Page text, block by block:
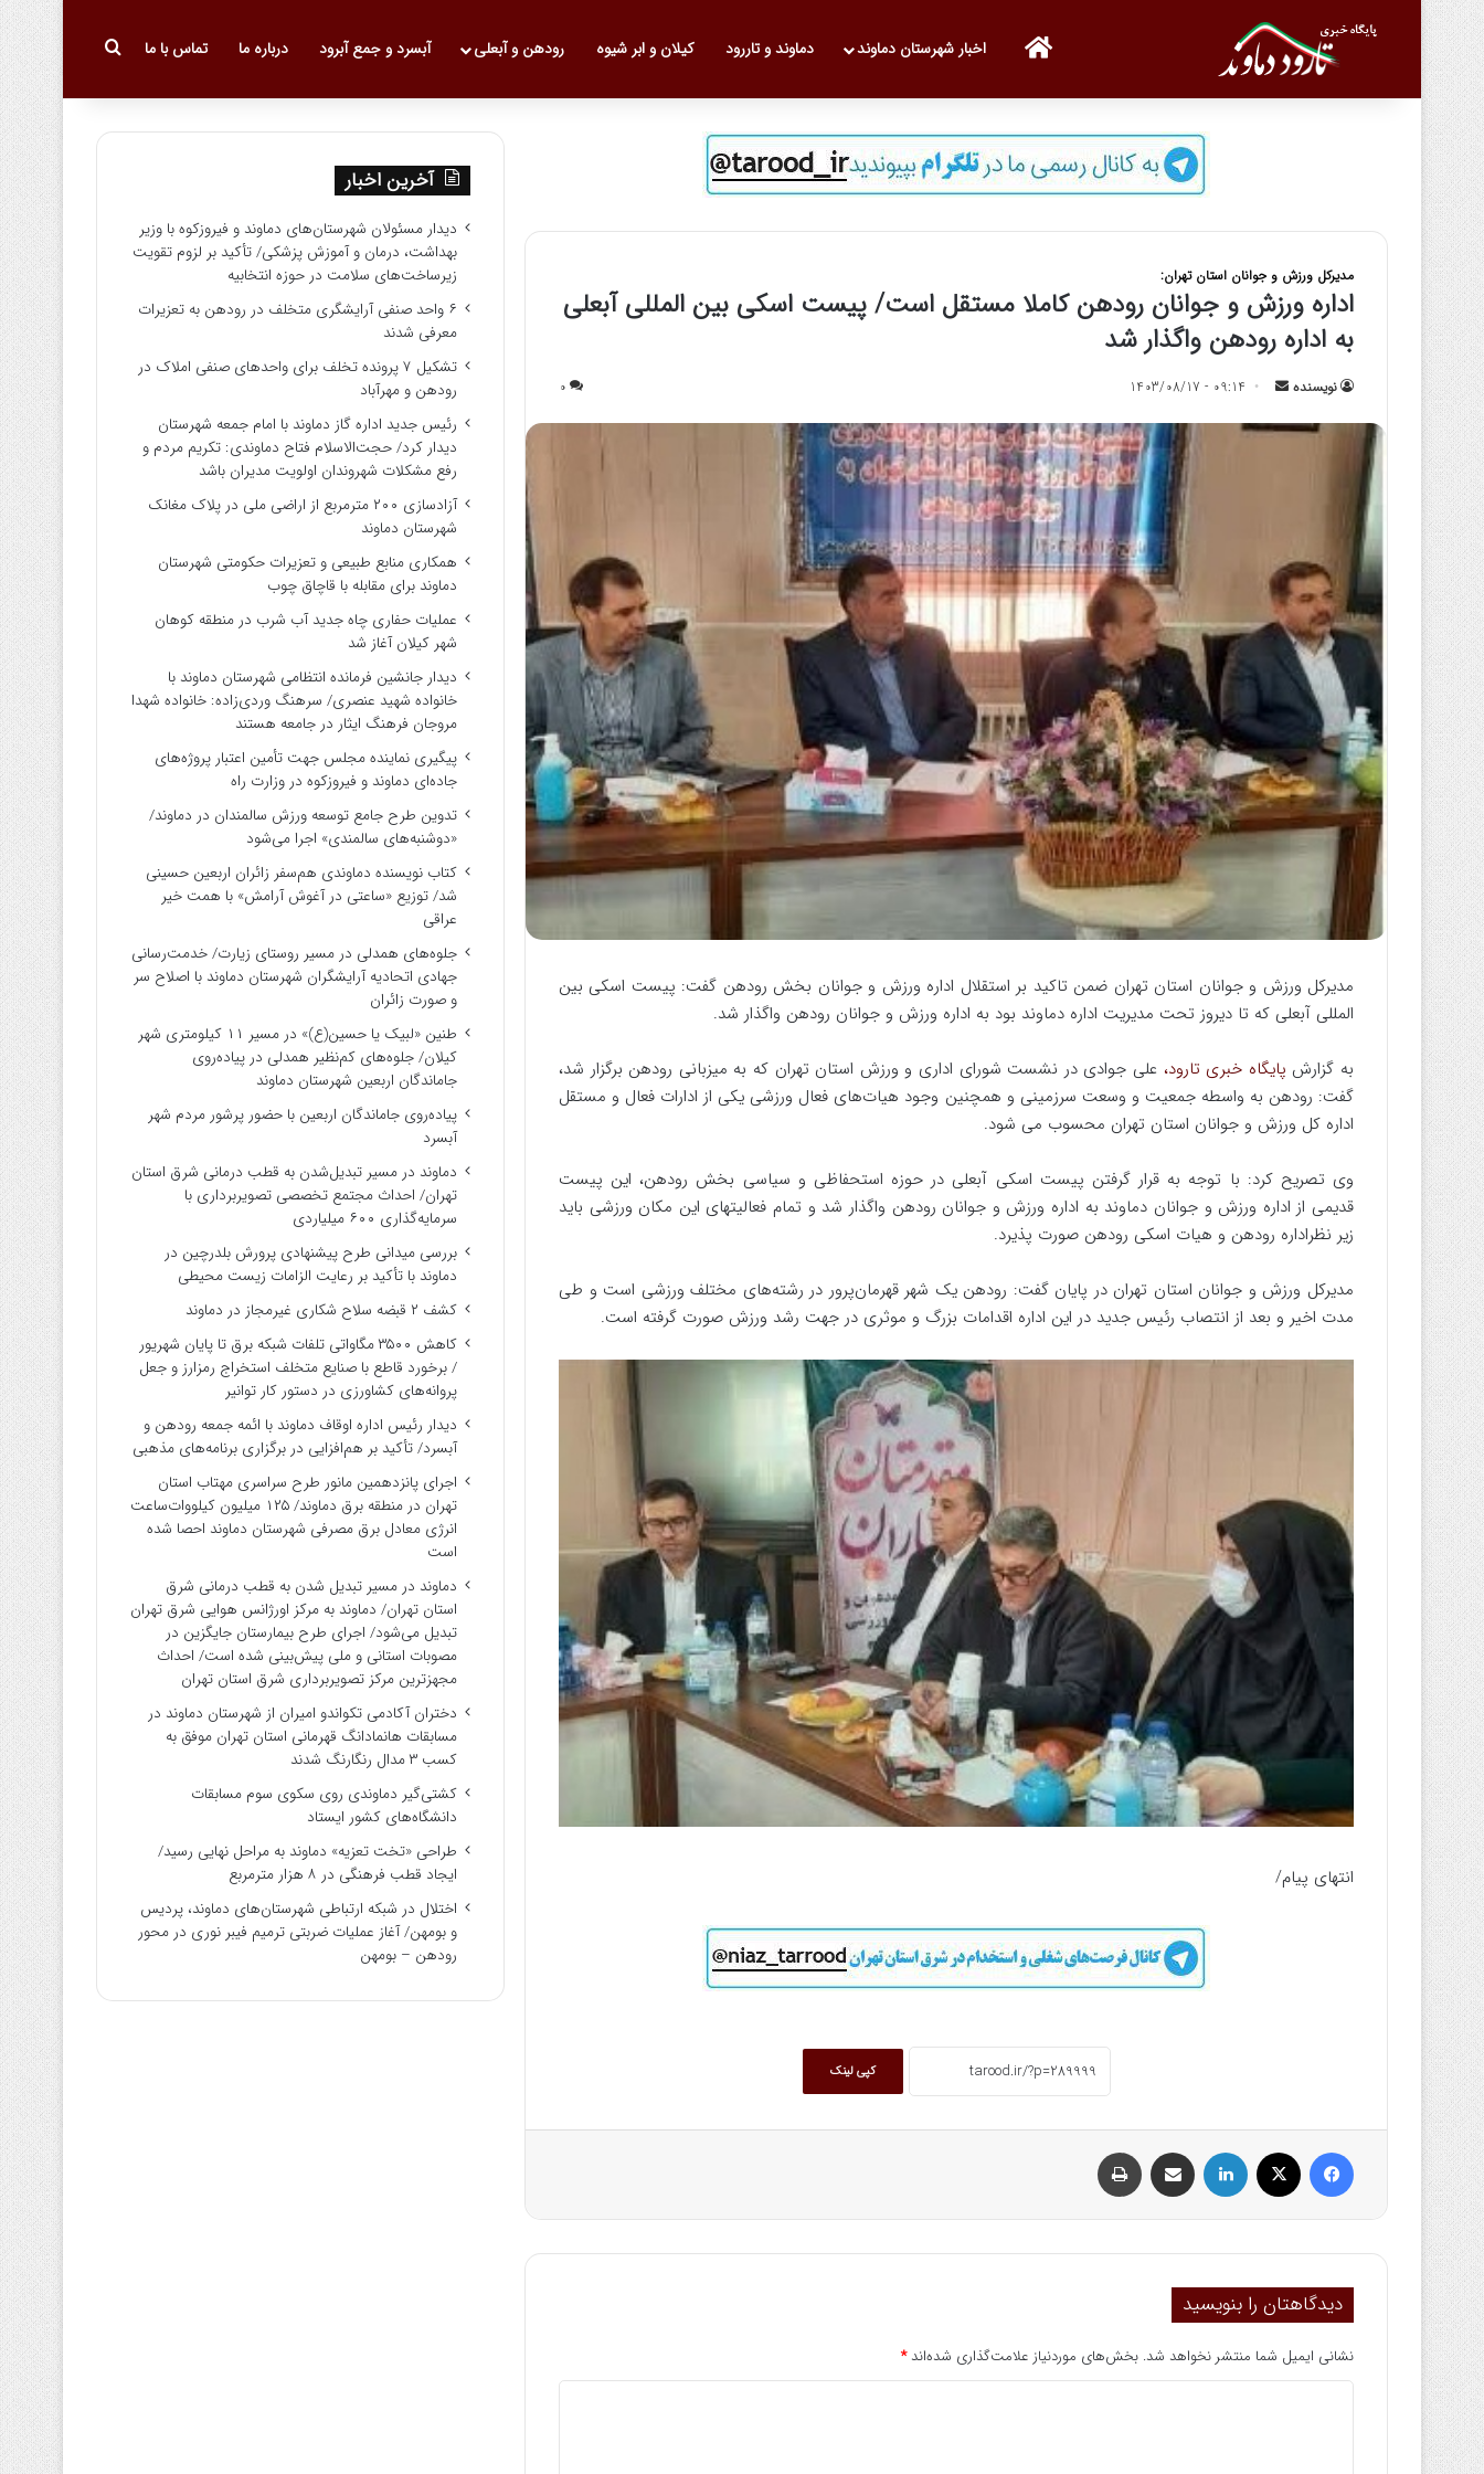
صفحه نخست
اخبار شهرستان دماوند دماوند و تاررود کیلان و ابر شیوه رودهن و آبعلی آبسرد و جمع آبرود درباره ما تماس با ما جستجو برای
مدیرکل ورزش و جوانان استان تهران:
اداره ورزش و جوانان رودهن کاملا مستقل است/ پیست اسکی بین المللی آبعلی
به اداره رودهن واگذار شد
نویسنده
س
ا
ی
م
09:14 - 1403/08/17
0
مدیرکل ورزش و جوانان استان تهران ضمن تاکید بر استقلال اداره ورزش و جوانان بخش رودهن گفت: پیست اسکی بین
المللی آبعلی که تا دیروز تحت مدیریت اداره دماوند بود به اداره ورزش و جوانان رودهن واگذار شد.
به گزارش پایگاه خبری تارود، علی جوادی در نشست شورای اداری و ورزش استان تهران که به میزبانی رودهن برگزار شد،
گفت: رودهن به واسطه جمعیت و وسعت سرزمینی و همچنین وجود هیات‌های فعال ورزشی یکی از ادارات فعال و مستقل
اداره کل ورزش و جوانان استان تهران محسوب می شود.
وی تصریح کرد: با توجه به قرار گرفتن پیست اسکی آبعلی در حوزه استحفاظی و سیاسی بخش رودهن، این پیست
قدیمی از اداره ورزش و جوانان دماوند به اداره ورزش و جوانان رودهن واگذار شد و تمام فعالیتهای این مکان ورزشی باید
زیر نظراداره رودهن و هیات اسکی رودهن صورت پذیرد.
مدیرکل ورزش و جوانان استان تهران در پایان گفت: رودهن یک شهر قهرمان‌پرور در رشته‌های مختلف ورزشی است و طی
مدت اخیر و بعد از انتصاب رئیس جدید در این اداره اقدامات بزرگ و موثری در جهت رشد ورزش صورت گرفته است.
انتهای پیام/
کپی لینک
ایکس
دیدگاهتان را بنویسید
نشانی ایمیل شما منتشر نخواهد شد. بخش‌های موردنیاز علامت‌گذاری شده‌اند*
آخرین اخبار
دیدار مسئولان شهرستان‌های دماوند و فیروزکوه با وزیر
بهداشت، درمان و آموزش پزشکی/ تأکید بر لزوم تقویت
زیرساخت‌های سلامت در حوزه انتخابیه
۶ واحد صنفی آرایشگری متخلف در رودهن به تعزیرات
معرفی شدند
تشکیل ۷ پرونده تخلف برای واحدهای صنفی املاک در
رودهن و مهرآباد
رئیس جدید اداره گاز دماوند با امام جمعه شهرستان
دیدار کرد/ حجت‌الاسلام فتاح دماوندی: تکریم مردم و
رفع مشکلات شهروندان اولویت مدیران باشد
آزادسازی ۲۰۰ مترمربع از اراضی ملی در پلاک مغانک
شهرستان دماوند
همکاری منابع طبیعی و تعزیرات حکومتی شهرستان
دماوند برای مقابله با قاچاق چوب
عملیات حفاری چاه جدید آب شرب در منطقه کوهان
شهر کیلان آغاز شد
دیدار جانشین فرمانده انتظامی شهرستان دماوند با
خانواده شهید عنصری/ سرهنگ وردی‌زاده: خانواده شهدا
مروجان فرهنگ ایثار در جامعه هستند
پیگیری نماینده مجلس جهت تأمین اعتبار پروژه‌های
جاده‌ای دماوند و فیروزکوه در وزارت راه
تدوین طرح جامع توسعه ورزش سالمندان در دماوند/
«دوشنبه‌های سالمندی» اجرا می‌شود
کتاب نویسنده دماوندی هم‌سفر زائران اربعین حسینی
شد/ توزیع «ساعتی در آغوش آرامش» با همت خیر
عراقی
جلوه‌های همدلی در مسیر روستای زیارت/ خدمت‌رسانی
جهادی اتحادیه آرایشگران شهرستان دماوند با اصلاح سر
و صورت زائران
طنین «لبیک یا حسین(ع)» در مسیر ۱۱ کیلومتری شهر
کیلان/ جلوه‌های کم‌نظیر همدلی در پیاده‌روی
جاماندگان اربعین شهرستان دماوند
پیاده‌روی جاماندگان اربعین با حضور پرشور مردم شهر
آبسرد
دماوند در مسیر تبدیل‌شدن به قطب درمانی شرق استان
تهران/ احداث مجتمع تخصصی تصویربرداری با
سرمایه‌گذاری ۶۰۰ میلیاردی
بررسی میدانی طرح پیشنهادی پرورش بلدرچین در
دماوند با تأکید بر رعایت الزامات زیست ‌محیطی
کشف ۲ قبضه سلاح شکاری غیرمجاز در دماوند
کاهش ۳۵۰۰ مگاواتی تلفات شبکه برق تا پایان شهریور
/ برخورد قاطع با صنایع متخلف استخراج رمزارز و جعل
پروانه‌های کشاورزی در دستور کار توانیر
دیدار رئیس اداره اوقاف دماوند با ائمه جمعه رودهن و
آبسرد/ تأکید بر هم‌افزایی در برگزاری برنامه‌های مذهبی
اجرای پانزدهمین مانور طرح سراسری مهتاب استان
تهران در منطقه برق دماوند/ ۱۲۵ میلیون کیلووات‌ساعت
انرژی معادل برق مصرفی شهرستان دماوند احصا شده
است
دماوند در مسیر تبدیل شدن به قطب درمانی شرق
استان تهران/ دماوند به مرکز اورژانس هوایی شرق تهران
تبدیل می‌شود/ اجرای طرح بیمارستان جایگزین در
مصوبات استانی و ملی پیش‌بینی شده است/ احداث
مجهزترین مرکز تصویربرداری شرق استان تهران
دختران آکادمی تکواندو امیران از شهرستان دماوند در
مسابقات هانمادانگ قهرمانی استان تهران موفق به
کسب ۳ مدال رنگارنگ شدند
کشتی‌گیر دماوندی روی سکوی سوم مسابقات
دانشگاه‌های کشور ایستاد
طراحی «تخت تعزیه» دماوند به مراحل نهایی رسید/
ایجاد قطب فرهنگی در ۸ هزار مترمربع
اختلال در شبکه ارتباطی شهرستان‌های دماوند، پردیس
و بومهن/ آغاز عملیات ضربتی ترمیم فیبر نوری در محور
رودهن – بومهن